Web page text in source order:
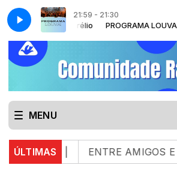
21:59 - 21:30
com Marco Aurélio PROGRAMA
com Pr. Paulo RicardoCANTINHO DA
MENU
ÚLTIMAS
| 05.08.26 | ENTRE AMIGOS